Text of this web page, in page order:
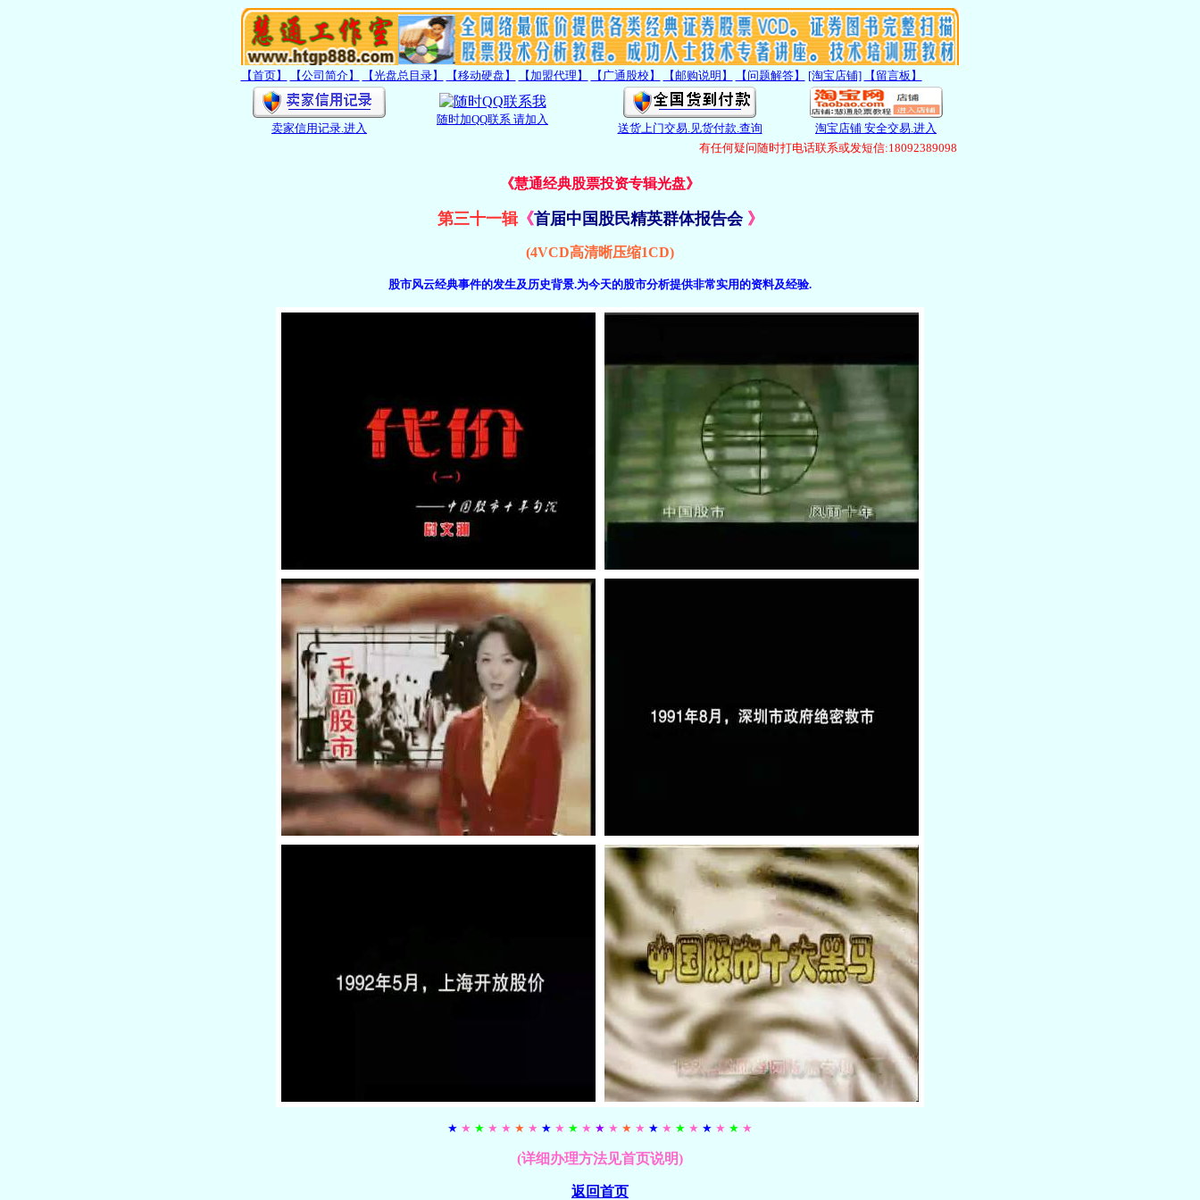
【首页】 【公司简介】 【光盘总目录】 【移动硬盘】 【加盟代理】 【广通股校】 【邮购说明】 【问题解答】 [淘宝店铺] 【留言板】
卖家信用记录.进入
随时加QQ联系 请加入
送货上门交易.见货付款.查询
淘宝店铺 安全交易.进入
有任何疑问随时打电话联系或发短信:18092389098
《慧通经典股票投资专辑光盘》
第三十一辑《首届中国股民精英群体报告会 》
(4VCD高清晰压缩1CD)
股市风云经典事件的发生及历史背景.为今天的股市分析提供非常实用的资料及经验.
★ ★ ★ ★ ★ ★ ★ ★ ★ ★ ★ ★ ★ ★ ★ ★ ★ ★ ★ ★ ★ ★ ★
(详细办理方法见首页说明)
返回首页